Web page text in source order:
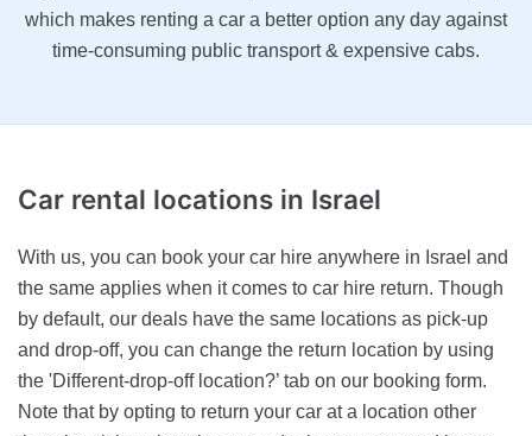
which makes renting a car a better option any day against
time-consuming public transport & expensive cabs.
Car rental locations in Israel
With us, you can book your car hire anywhere in Israel and
the same applies when it comes to car hire return. Though
by default, our deals have the same locations as pick-up
and drop-off, you can change the return location by using
the 'Different-drop-off location?’ tab on our booking form.
Note that by opting to return your car at a location other